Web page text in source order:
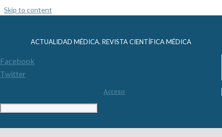
Skip to content
ACTUALIDAD MÉDICA. REVISTA CIENTÍFICA MÉDICA
Facebook
Twitter
Acceso